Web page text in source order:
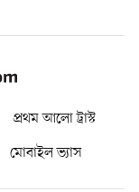
প্রথম আলো ট্রাস্ট
মোবাইল ভ্যাস